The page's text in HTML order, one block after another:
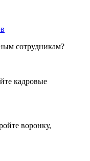
сотрудникам?
кадровые
воронку,